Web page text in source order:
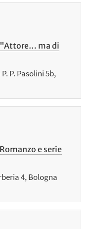
"Attore… ma di
P. Pasolini 5b,
e serie
4, Bologna